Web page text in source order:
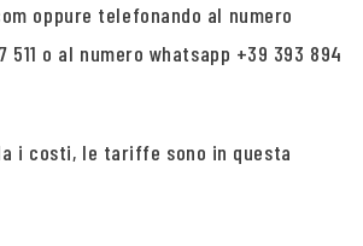
oppure telefonando al numero
511 o al numero whatsapp +39 393 894
i costi, le tariffe sono in questa